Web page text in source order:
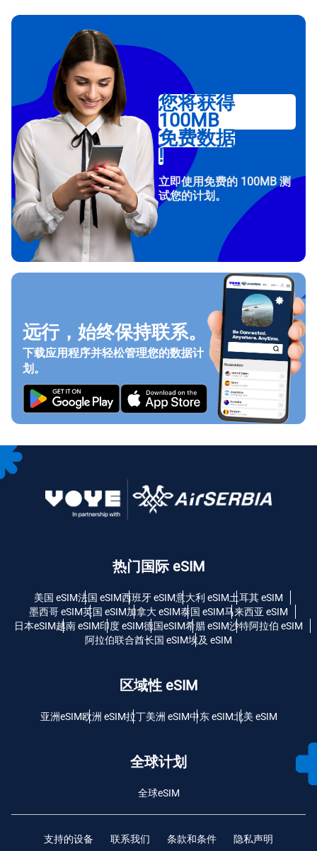
您将获得
100MB
免费数据
!
立即使用免费的 100MB 测
试您的计划。
远行，始终保持联系。
下载应用程序并轻松管理您的数据计
划。
热门国际 eSIM
美国 eSIM法国 eSIM西班牙 eSIM意大利 eSIM土耳其 eSIM
墨西哥 eSIM英国 eSIM加拿大 eSIM泰国 eSIM马来西亚 eSIM
日本eSIM越南 eSIM印度 eSIM德国eSIM希腊 eSIM沙特阿拉伯 eSIM
阿拉伯联合酋长国 eSIM埃及 eSIM
区域性 eSIM
亚洲eSIM欧洲 eSIM拉丁美洲 eSIM中东 eSIM北美 eSIM
全球计划
全球eSIM
支持的设备 联系我们 条款和条件 隐私声明